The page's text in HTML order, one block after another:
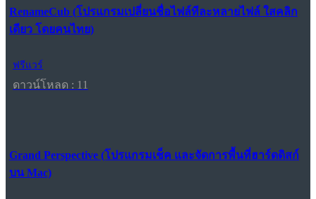
RenameCub (โปรแกรมเปลี่ยนชื่อไฟล์ทีละหลายไฟล์ ใสคลิก
เดียว โดยคนไทย)
ฟรีแวร์
ดาวน์โหลด : 11
Grand Perspective (โปรแกรมเช็ค และจัดการพื้นที่ฮาร์ดดิสก์
บน Mac)